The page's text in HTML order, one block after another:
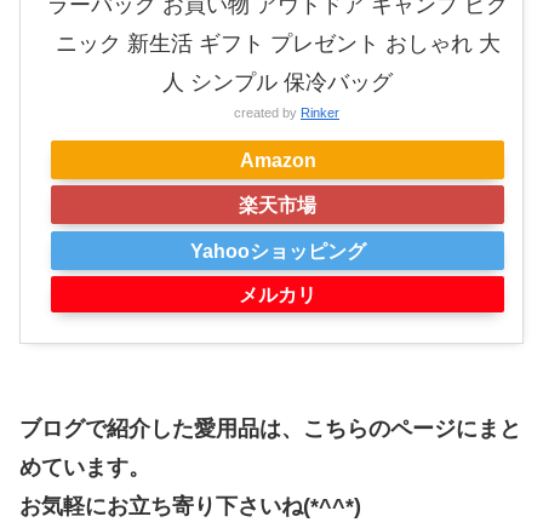
ラーバッグ お買い物 アウトドア キャンプ ピク
ニック 新生活 ギフト プレゼント おしゃれ 大
人 シンプル 保冷バッグ
created by Rinker
Amazon
楽天市場
Yahooショッピング
メルカリ
ブログで紹介した愛用品は、こちらのページにまと
めています。
お気軽にお立ち寄り下さいね(*^^*)